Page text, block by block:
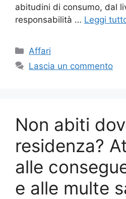
abitudini di consumo, dal
responsabilità … Leggi
Categorie
Affari
Lascia un commento
Non abiti
residenza?
alle
e alle multe